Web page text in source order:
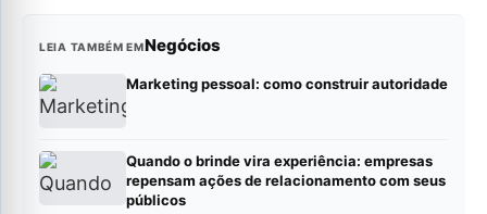
LEIA TAMBÉM EMNegócios
Marketing pessoal: como construir autoridade
Quando o brinde vira experiência: empresas
repensam ações de relacionamento com seus
públicos